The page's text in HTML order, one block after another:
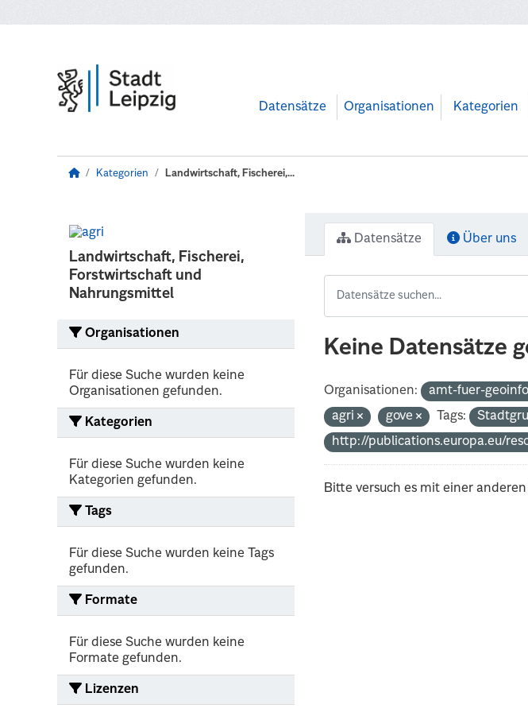
Datensätze Organisationen Kategorien
Kategorien Landwirtschaft, Fischerei,...
Landwirtschaft, Fischerei,
Forstwirtschaft und
Nahrungsmittel
Organisationen
Für diese Suche wurden keine
Organisationen gefunden.
Kategorien
Für diese Suche wurden keine
Kategorien gefunden.
Tags
Für diese Suche wurden keine Tags
gefunden.
Formate
Für diese Suche wurden keine
Formate gefunden.
Lizenzen
Datensätze Über uns
Keine Datensätze
Organisationen: amt-fuer-
agri
gove Tags:
http://publications.europa.eu/
Bitte versuch es mit einer anderen